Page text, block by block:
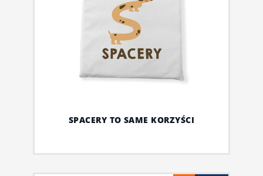
SPACERY TO SAME KORZYŚCI